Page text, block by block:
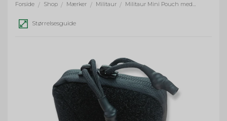
n
Forside / Shop / Mærker / Militaur / Militaur Mini Pouch med hook & Loop
Størrelsesguide